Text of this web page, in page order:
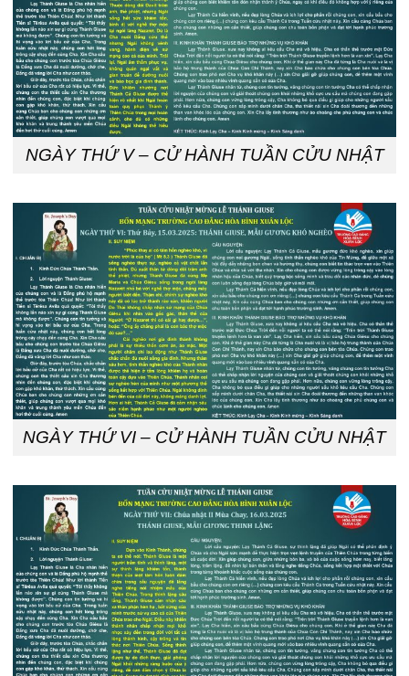
NGÀY THỨ V – CỬ HÀNH TUẦN CỬU NHẬT
NGÀY THỨ VI – CỬ HÀNH TUẦN CỬU NHẬT